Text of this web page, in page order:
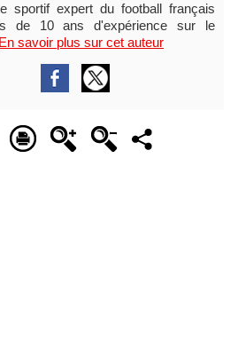
sportif expert du football français
de 10 ans d'expérience sur le
En savoir plus sur cet auteur